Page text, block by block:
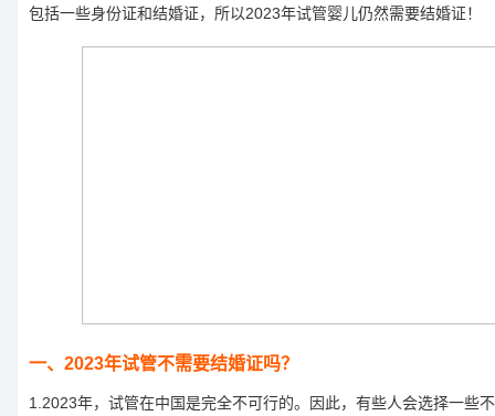
包括一些身份证和结婚证，所以2023年试管婴儿仍然需要结婚证！
一、2023年试管不需要结婚证吗？
1.2023年，试管在中国是完全不可行的。因此，有些人会选择一些